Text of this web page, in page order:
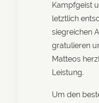
Kampfgeist
letztlich
siegreichen
gratulieren
Matteos
Leistung.
Um den